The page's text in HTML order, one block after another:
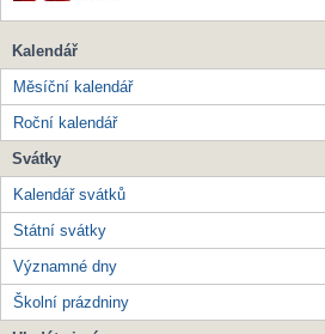
Kalendář
Měsíční kalendář
Roční kalendář
Svátky
Kalendář svátků
Státní svátky
Významné dny
Školní prázdniny